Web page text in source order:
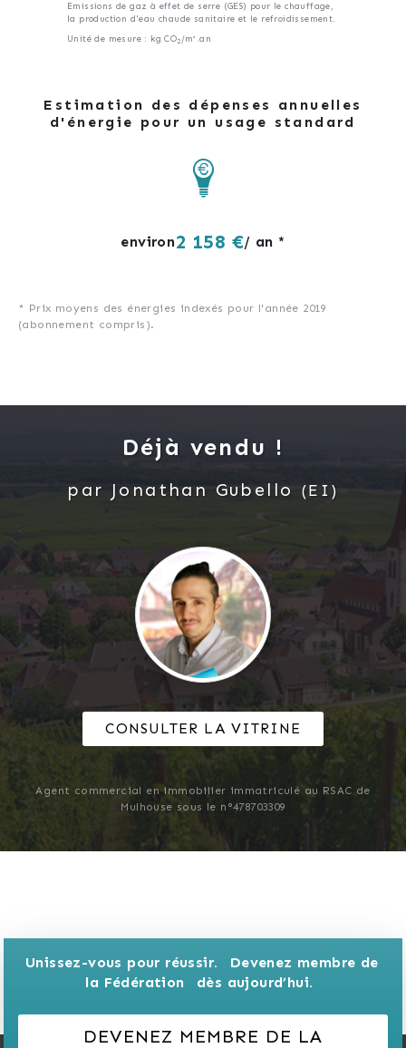
Emissions de gaz à effet de serre (GES) pour le chauffage,
la production d'eau chaude sanitaire et le refroidissement.
Unité de mesure : kg CO2 /m².an
Estimation des dépenses annuelles
d'énergie pour un usage standard
environ2 158 €/ an *
* Prix moyens des énergies indexés pour l'année 2019
(abonnement compris).
Déjà vendu !
par Jonathan Gubello (EI)
CONSULTER LA VITRINE
Agent commercial en immobilier immatriculé au RSAC de
Mulhouse sous le n°478703309
Unissez-vous pour réussir.
Devenez membre de
la Fédération
dès aujourd’hui.
DEVENEZ MEMBRE DE LA